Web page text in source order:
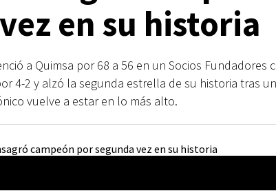
en su historia
a Quimsa por 68 a 56 en un Socios Fundadores
4-2 y alzó la segunda estrella de su historia tras
vuelve a estar en lo más alto.